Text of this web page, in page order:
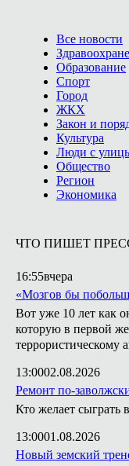
Все новости
Образование
Спорт
Город
ЖКХ
Закон и
Культура
Люди с
Общество
Регион
Экономика
ЧТО ПИШЕТ
16:55вчера
«Мозгов бы
Вот уже 10 лет как
которую в первой же
террористическому
13:0002.08.2026
Ремонт по-
Кто желает сыграть
13:0001.08.2026
Новый земский